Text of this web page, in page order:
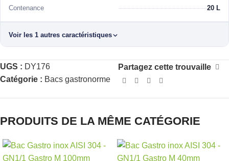
Contenance 20 L
Voir les 1 autres caractéristiques
UGS : DY176
Catégorie : Bacs gastronorme
Partagez cette trouvaille
PRODUITS DE LA MÊME CATÉGORIE